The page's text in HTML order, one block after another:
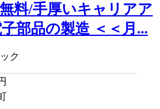
料/手厚いキャリアア
部品の製造 ＜＜月...
ク